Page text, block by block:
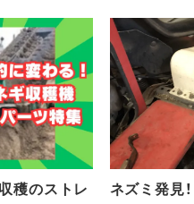
穫のストレ
ネズミ発見！